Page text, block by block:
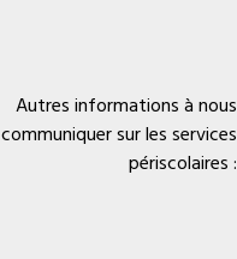
Autres informations à nous
communiquer sur les services
périscolaires :